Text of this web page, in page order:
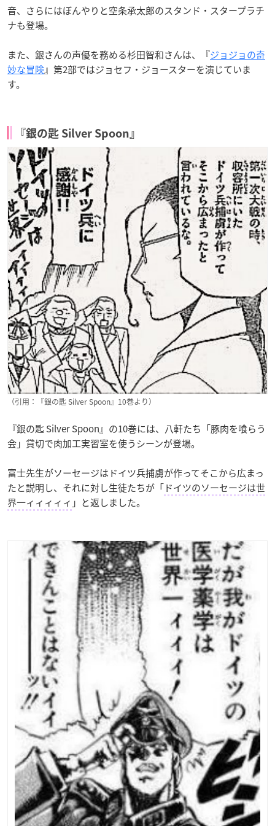
音、さらにはぼんやりと空条承太郎のスタンド・スタープラチ
ナも登場。
また、銀さんの声優を務める杉田智和さんは、『ジョジョの奇
妙な冒険』第2部ではジョセフ・ジョースターを演じていま
す。
『銀の匙 Silver Spoon』
（引用：『銀の匙 Silver Spoon』10巻より）
『銀の匙 Silver Spoon』の10巻には、八軒たち「豚肉を喰らう
会」貸切で肉加工実習室を使うシーンが登場。
富士先生がソーセージはドイツ兵捕虜が作ってそこから広まっ
たと説明し、それに対し生徒たちが「ドイツのソーセージは世
界一ィィィィィ 」と返しました。